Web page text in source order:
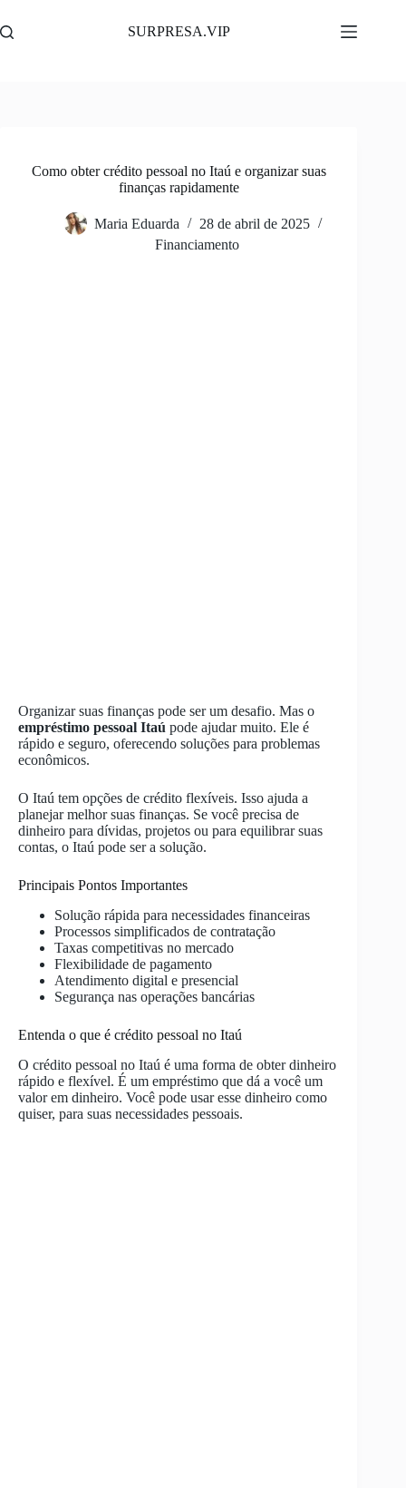
para
o
SURPRESA.VIP
Como obter crédito pessoal no Itaú e organizar suas
finanças rapidamente
Maria Eduarda
28 de abril de 2025
Financiamento
Organizar suas finanças pode ser um desafio. Mas o
empréstimo pessoal Itaú pode ajudar muito. Ele é
rápido e seguro, oferecendo soluções para problemas
econômicos.
O Itaú tem opções de crédito flexíveis. Isso ajuda a
planejar melhor suas finanças. Se você precisa de
dinheiro para dívidas, projetos ou para equilibrar suas
contas, o Itaú pode ser a solução.
Principais Pontos Importantes
Solução rápida para necessidades financeiras
Processos simplificados de contratação
Taxas competitivas no mercado
Flexibilidade de pagamento
Atendimento digital e presencial
Segurança nas operações bancárias
Entenda o que é crédito pessoal no Itaú
O crédito pessoal no Itaú é uma forma de obter dinheiro
rápido e flexível. É um empréstimo que dá a você um
valor em dinheiro. Você pode usar esse dinheiro como
quiser, para suas necessidades pessoais.